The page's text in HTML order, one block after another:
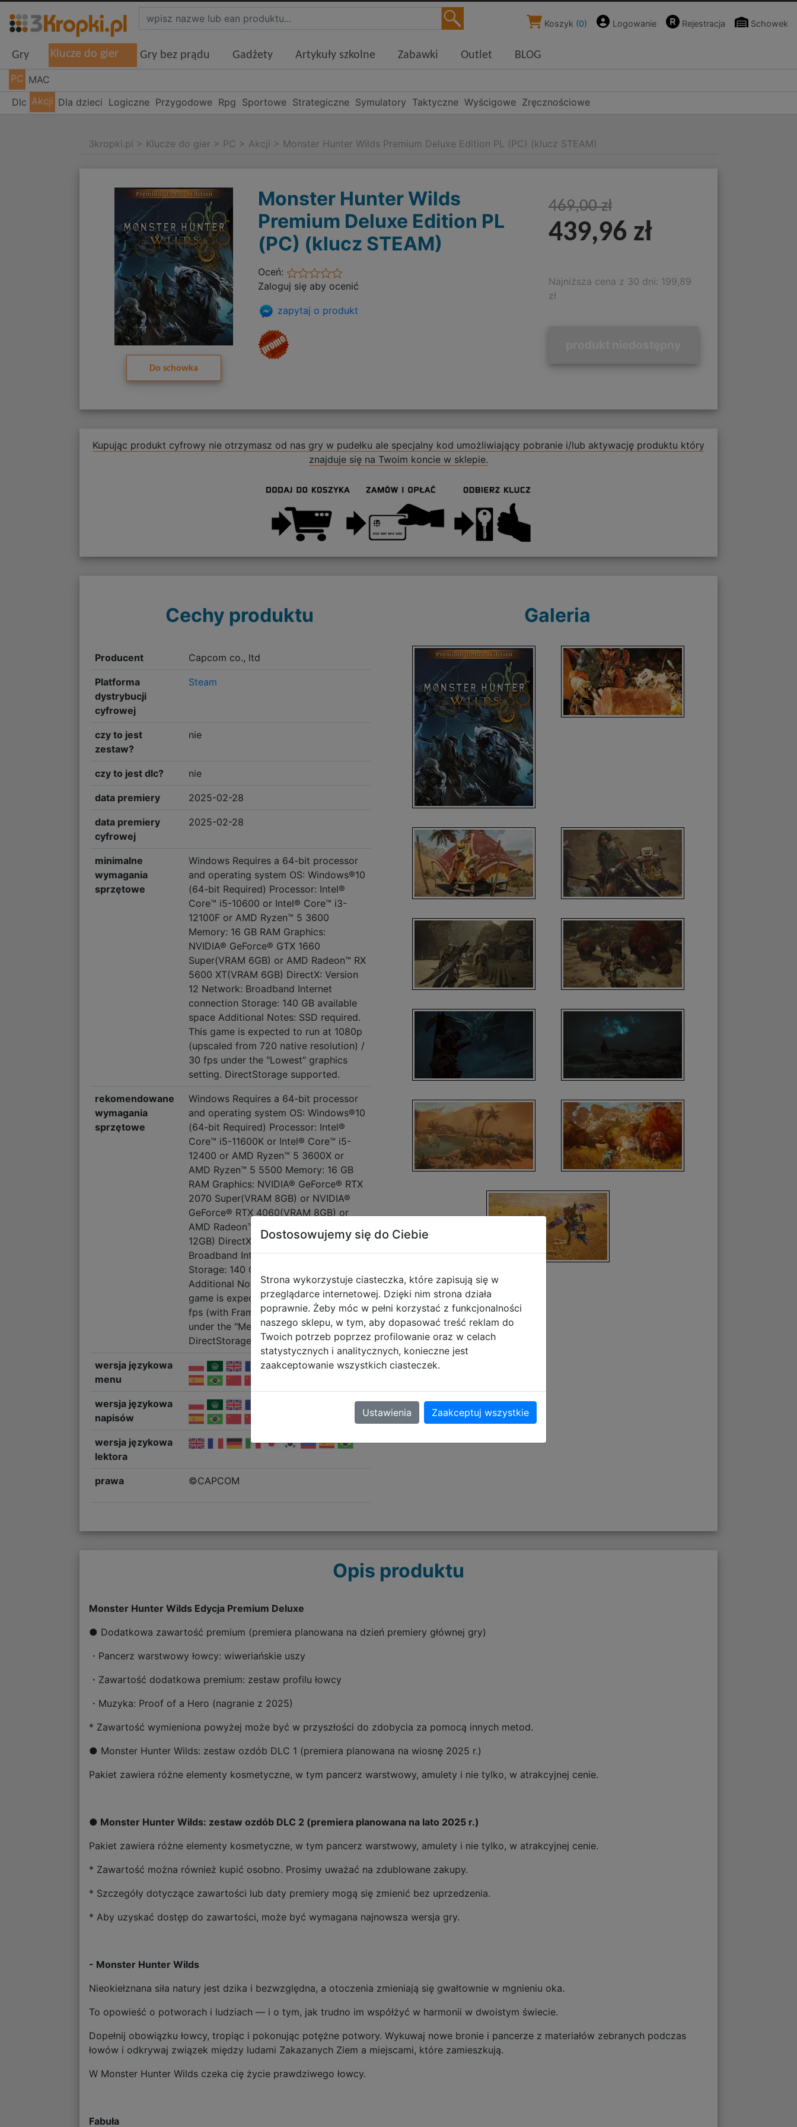
Koszyk (0) Logowanie Rejestracja Schowek
Gry Klucze do gier Gry bez prądu Gadżety Artykuły szkolne Zabawki Outlet
BLOG
PC MAC
Dlc Akcji Dla dzieci Logiczne Przygodowe Rpg Sportowe Strategiczne Symulatory Taktyczne Wyścigowe Zręcznościowe
3kropki.pl > Klucze do gier > PC > Akcji > Monster Hunter Wilds Premium Deluxe Edition PL (PC) (klucz STEAM)
Do schowka
Monster Hunter Wilds
Premium Deluxe Edition PL
(PC) (klucz STEAM)
Oceń:
Zaloguj się aby ocenić
zapytaj o produkt
469,00 zł
439,96 zł
Najniższa cena z 30 dni: 199,89
zł
Kupując produkt cyfrowy nie otrzymasz od nas gry w pudełku ale specjalny kod umożliwiający pobranie i/lub aktywację produktu który
znajduje się na Twoim koncie w sklepie.
Cechy produktu
Producent Capcom co., ltd
Platforma
dystrybucji
cyfrowej
Steam
czy to jest
zestaw?
nie
czy to jest dlc? nie
data premiery 2025-02-28
data premiery
cyfrowej
2025-02-28
minimalne
wymagania
sprzętowe
Windows Requires a 64-bit processor
and operating system OS: Windows®10
(64-bit Required) Processor: Intel®
Core™ i5-10600 or Intel® Core™ i3-
12100F or AMD Ryzen™ 5 3600
Memory: 16 GB RAM Graphics:
NVIDIA® GeForce® GTX 1660
Super(VRAM 6GB) or AMD Radeon™ RX
5600 XT(VRAM 6GB) DirectX: Version
12 Network: Broadband Internet
connection Storage: 140 GB available
space Additional Notes: SSD required.
This game is expected to run at 1080p
(upscaled from 720 native resolution) /
30 fps under the "Lowest" graphics
setting. DirectStorage supported.
rekomendowane
wymagania
sprzętowe
Windows Requires a 64-bit processor
and operating system OS: Windows®10
(64-bit Required) Processor: Intel®
Core™ i5-11600K or Intel® Core™ i5-
12400 or AMD Ryzen™ 5 3600X or
AMD Ryzen™ 5 5500 Memory: 16 GB
RAM Graphics: NVIDIA® GeForce® RTX
2070 Super(VRAM 8GB) or NVIDIA®
GeForce® RTX 4060(VRAM 8GB) or
AMD Radeon™ RX 6700XT(VRAM
12GB) DirectX: Version 12 Network:
Broadband Internet connection
Storage: 140 GB available space
Additional Notes: SSD required. This
game is expected to run at 1080p / 60
fps (with Frame Generation enabled)
under the "Medium" graphics setting.
DirectStorage supported.
wersja językowa
menu
wersja językowa
napisów
wersja językowa
lektora
prawa ©CAPCOM
Galeria
Opis produktu
Monster Hunter Wilds Edycja Premium Deluxe
● Dodatkowa zawartość premium (premiera planowana na dzień premiery głównej gry)
・Pancerz warstwowy łowcy: wiweriańskie uszy
・Zawartość dodatkowa premium: zestaw profilu łowcy
・Muzyka: Proof of a Hero (nagranie z 2025)
* Zawartość wymieniona powyżej może być w przyszłości do zdobycia za pomocą innych metod.
● Monster Hunter Wilds: zestaw ozdób DLC 1 (premiera planowana na wiosnę 2025 r.)
Pakiet zawiera różne elementy kosmetyczne, w tym pancerz warstwowy, amulety i nie tylko, w atrakcyjnej cenie.
● Monster Hunter Wilds: zestaw ozdób DLC 2 (premiera planowana na lato 2025 r.)
Pakiet zawiera różne elementy kosmetyczne, w tym pancerz warstwowy, amulety i nie tylko, w atrakcyjnej cenie.
* Zawartość można również kupić osobno. Prosimy uważać na zdublowane zakupy.
* Szczegóły dotyczące zawartości lub daty premiery mogą się zmienić bez uprzedzenia.
* Aby uzyskać dostęp do zawartości, może być wymagana najnowsza wersja gry.
- Monster Hunter Wilds
Nieokiełznana siła natury jest dzika i bezwzględna, a otoczenia zmieniają się gwałtownie w mgnieniu oka.
To opowieść o potworach i ludziach — i o tym, jak trudno im współżyć w harmonii w dwoistym świecie.
Dopełnij obowiązku łowcy, tropiąc i pokonując potężne potwory. Wykuwaj nowe bronie i pancerze z materiałów zebranych podczas
łowów i odkrywaj związek między ludami Zakazanych Ziem a miejscami, które zamieszkują.
W Monster Hunter Wilds czeka cię życie prawdziwego łowcy.
Fabuła
Dostosowujemy się do Ciebie
Strona wykorzystuje ciasteczka, które zapisują się w
przeglądarce internetowej. Dzięki nim strona działa
poprawnie. Żeby móc w pełni korzystać z funkcjonalności
naszego sklepu, w tym, aby dopasować treść reklam do
Twoich potrzeb poprzez profilowanie oraz w celach
statystycznych i analitycznych, konieczne jest
zaakceptowanie wszystkich ciasteczek.
Ustawienia Zaakceptuj wszystkie